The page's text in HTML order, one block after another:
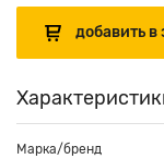
Марка/бренд